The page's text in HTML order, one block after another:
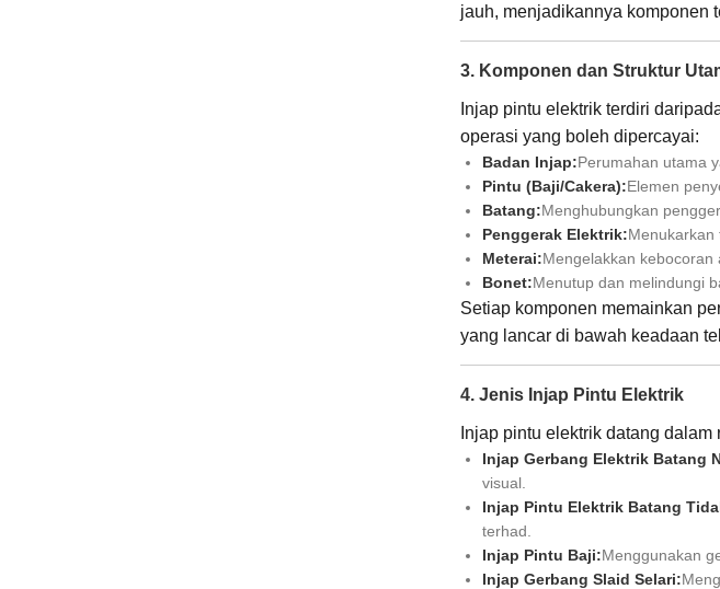
jauh, menjadikannya komponen
3. Komponen dan Struktur
Injap pintu elektrik terdiri
operasi yang boleh dipercayai:
Badan Injap:Perumahan utama
Pintu (Baji/Cakera):Elemen
Batang:Menghubungkan
Penggerak Elektrik:Menukarkan
Meterai:Mengelakkan kebocoran
Bonet:Menutup dan melindungi
Setiap komponen memainkan
yang lancar di bawah keadaan
4. Jenis Injap Pintu Elektrik
Injap pintu elektrik datang
Injap Gerbang Elektrik Batang
visual.
Injap Pintu Elektrik Batang
terhad.
Injap Pintu Baji:Menggunakan
Injap Gerbang Slaid Selari: